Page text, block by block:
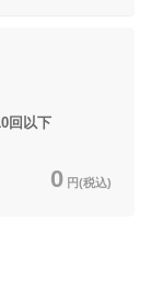
回以下
0 円(税込)